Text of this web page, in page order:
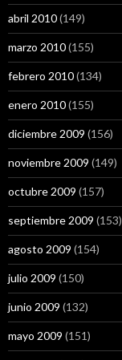
abril 2010(149)
marzo 2010(155)
febrero 2010(134)
enero 2010(155)
diciembre 2009 (156)
noviembre 2009 (149)
octubre 2009 (157)
septiembre 2009 (153)
agosto 2009 (154)
julio 2009 (150)
junio 2009 (132)
mayo 2009 (151)